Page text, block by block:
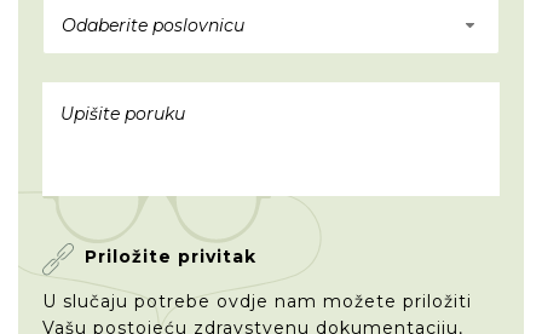
Odaberite poslovnicu
Priložite privitak
U slučaju potrebe ovdje nam možete priložiti
Vašu postojeću zdravstvenu dokumentaciju,